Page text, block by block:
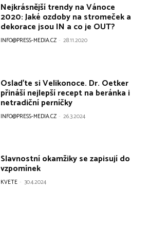
Nejkrásnější trendy na Vánoce
2020: Jaké ozdoby na stromeček a
dekorace jsou IN a co je OUT?
INFO@PRESS-MEDIA.CZ - 28.11.2020
Oslaďte si Velikonoce. Dr. Oetker
přináší nejlepší recept na beránka i
netradiční perníčky
INFO@PRESS-MEDIA.CZ - 26.3.2024
Slavnostní okamžiky se zapisují do
vzpomínek
KVETE - 30.4.2024